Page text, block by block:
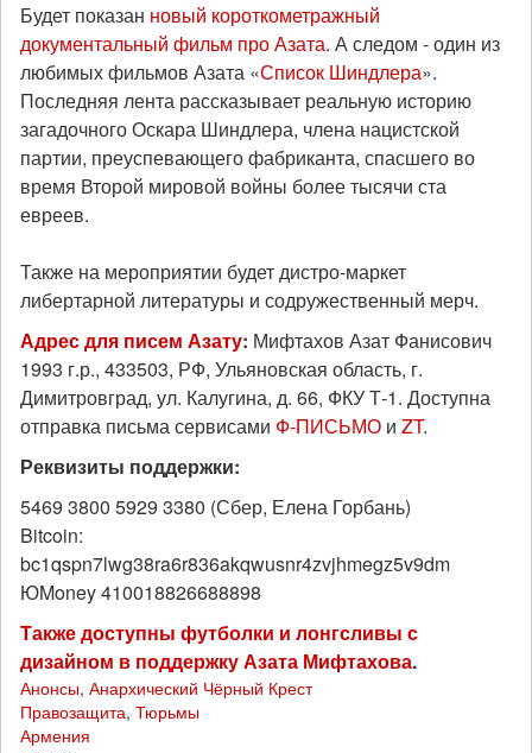
Будет показан новый короткометражный
документальный фильм про Азата. А следом - один из
любимых фильмов Азата «Список Шиндлера».
Последняя лента рассказывает реальную историю
загадочного Оскара Шиндлера, члена нацистской
партии, преуспевающего фабриканта, спасшего во
время Второй мировой войны более тысячи ста
евреев.
Также на мероприятии будет дистро-маркет
либертарной литературы и содружественный мерч.
Адрес для писем Азату: Мифтахов Азат Фанисович
1993 г.р., 433503, РФ, Ульяновская область, г.
Димитровград, ул. Калугина, д. 66, ФКУ Т-1. Доступна
отправка письма сервисами Ф-ПИСЬМО и ZT.
Реквизиты поддержки:
5469 3800 5929 3380 (Сбер, Елена Горбань)
Bitcoin:
bc1qspn7lwg38ra6r836akqwusnr4zvjhmegz5v9dm
ЮMoney 410018826688898
Также доступны футболки и лонгсливы с
дизайном в поддержку Азата Мифтахова.
Анонсы, Анархический Чёрный Крест
Правозащита, Тюрьмы
Армения